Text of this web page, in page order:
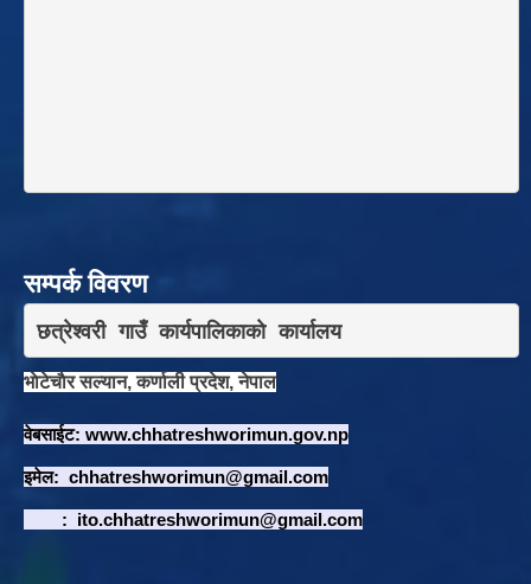
सम्पर्क विवरण
छत्रेश्वरी गाउँ कार्यपालिकाकाे कार्यालय
भाेटेचाैर सल्यान, कर्णाली प्रदेश, नेपाल
वेबसाईट: www.chhatreshworimun.gov.np
इमेल: chhatreshworimun@gmail.com
: ito.chhatreshworimun@gmail.com